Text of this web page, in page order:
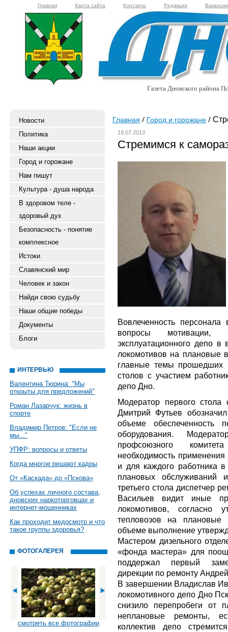
Главная Карта сайта Контакты Редакция Вакансии
Газета Дновского района
Новости
Политика
Наши акции
Город и горожане
Нам пишут
Культура - душа народа
В здоровом теле -
здоровый дух
Безопасность - понятие
комплексное
Истоки
Славянский мир
Человек и закон
Найди свою судьбу
Наши общие победы
Документы
Блоги
ИНТЕРВЬЮ
Валентина Тюрина: "Мы
открыты для предложений"
Роман Лазарчук: жизнь в
спорте
Владимир Петров: "Если не
мы..."
УПФР: вопросы и ответы
Когда многое решают кадры
От «Каскада» до «Пскова»
Об успехах личного состава,
дновских наркоторговцах и
интернет-мошенниках
Как проходит медосмотр и что
такое группы здоровья?
ФОТОГАЛЕРЕЯ
смотреть все фотографии
Главная Город и горожане
19.07.2013
Стремимся к
Вовлеченность
вопросы мотивации,
эксплуатационного депо в
локомотивов на плановые
главные темы прошедших
столов с участием
депо Дно.
Модератор первого
Дмитрий Футьев
объеме обеспеченность
оборудования.
профсоюзного
необходимость
и для каждого работника
плановых обслуживаний
третьего стола диспетчер
Васильев видит иные
локомотивов, согласно
тепловозов на
объеме выполнение
Мастером дизельного
«фонда мастера» для
поддержал первый
дирекции по ремонту
В завершении Владислав
локомотивного депо Дно
снизило перепробеги от
неплановые ремонты,
коллектив депо